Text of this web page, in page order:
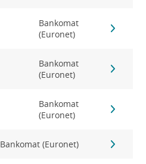
Bankomat
(Euronet)
Bankomat
(Euronet)
Bankomat
(Euronet)
Bankomat (Euronet)